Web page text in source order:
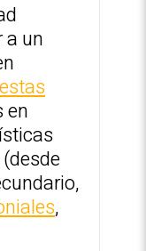
a un
en
,